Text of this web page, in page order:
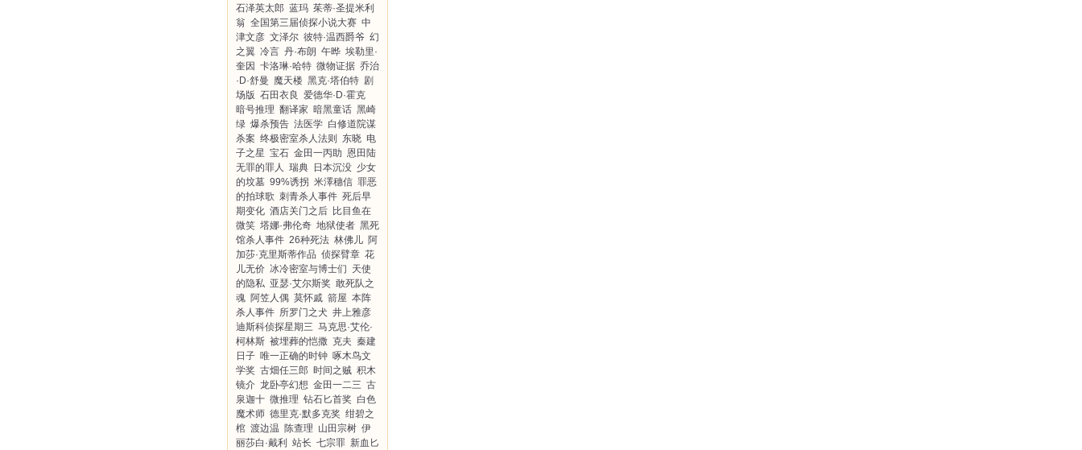
石泽英太郎 蓝玛 茱蒂·圣提米利
翁 全国第三届侦探小说大赛 中
津文彦 文泽尔 彼特·温西爵爷 幻
之翼 冷言 丹·布朗 午晔 埃勒里·
奎因 卡洛琳·哈特 微物证据 乔治
·D·舒曼 魔天楼 黑克·塔伯特 剧
场版 石田衣良 爱德华·D·霍克
暗号推理 翻译家 暗黑童话 黑崎
绿 爆杀预告 法医学 白修道院谋
杀案 终极密室杀人法则 东晓 电
子之星 宝石 金田一丙助 恩田陆
无罪的罪人 瑞典 日本沉没 少女
的坟墓 99%诱拐 米澤穗信 罪恶
的拍球歌 刺青杀人事件 死后早
期变化 酒店关门之后 比目鱼在
微笑 塔娜·弗伦奇 地狱使者 黑死
馆杀人事件 26种死法 林佛儿 阿
加莎·克里斯蒂作品 侦探臂章 花
儿无价 冰冷密室与博士们 天使
的隐私 亚瑟·艾尔斯奖 敢死队之
魂 阿笠人偶 莫怀戚 箭屋 本阵
杀人事件 所罗门之犬 井上雅彦
迪斯科侦探星期三 马克思·艾伦·
柯林斯 被埋葬的恺撒 克夫 秦建
日子 唯一正确的时钟 啄木鸟文
学奖 古畑任三郎 时间之贼 积木
镜介 龙卧亭幻想 金田一二三 古
泉迦十 微推理 钻石匕首奖 白色
魔术师 德里克·默多克奖 绀碧之
棺 渡边温 陈查理 山田宗树 伊
丽莎白·戴利
站长 七宗罪 新血匕